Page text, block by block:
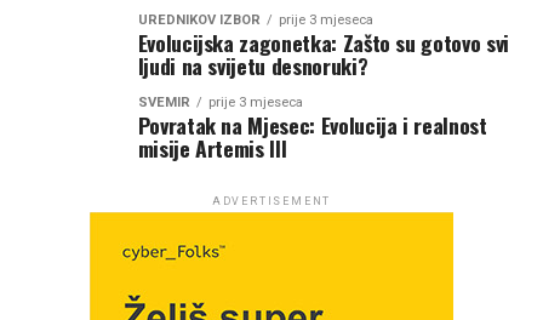
UREDNIKOV IZBOR prije 3 mjeseca
Evolucijska zagonetka: Zašto su gotovo svi
ljudi na svijetu desnoruki?
SVEMIR prije 3 mjeseca
Povratak na Mjesec: Evolucija i realnost
misije Artemis III
ADVERTISEMENT